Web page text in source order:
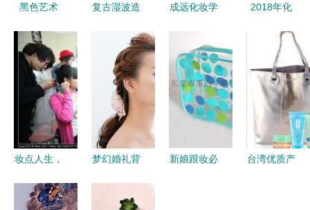
黑色艺术
型中的永恒
魅力
复古湿波造
容中的影视
美学与复古
魅力
成远化妆学
心技能培训
之光
2018年化
些，收入会
涨两倍——
追求优质化
妆造型的策
妆点人生，
临汾晓东化
梦幻婚礼背
师 总监化
新娘跟妆必
台湾优质产